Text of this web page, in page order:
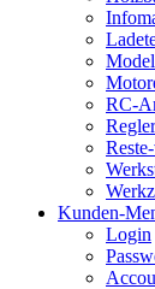
RC-
Kunden-
Login